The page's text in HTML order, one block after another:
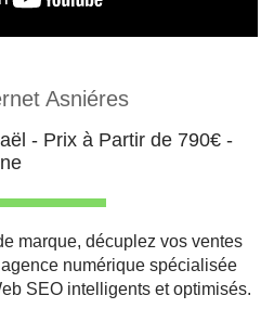
Asniéres
- Prix à Partir de 790€ -
marque, décuplez vos ventes
numérique spécialisée
SEO intelligents et optimisés.